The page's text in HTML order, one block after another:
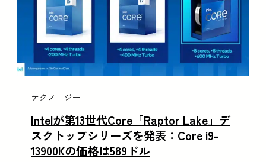
テクノロジー
Intelが第13世代Core「Raptor Lake」デ
スクトップシリーズを発表：Core i9-
13900Kの価格は589ドル